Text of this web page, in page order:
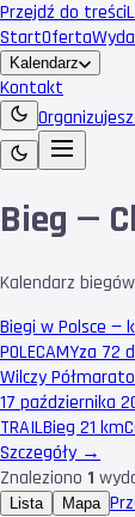
Przejdź do treści
StartOferta
Kalendarz
Kontakt
Bieg —
Kalendarz
Biegi w Polsce —
POLECAMYza 72
Wilczy
17 października
TRAILBieg 21 km
Szczegóły →
Znaleziono 1
Lista Mapa